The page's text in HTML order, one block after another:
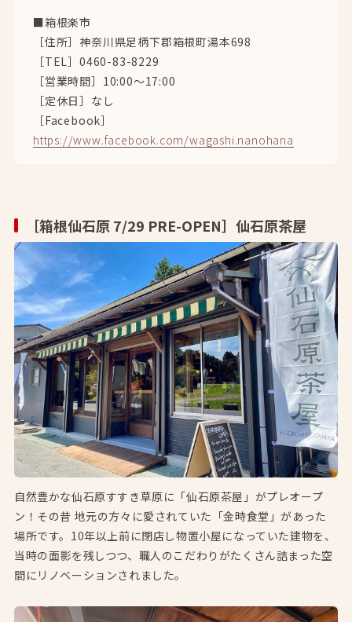
■箱根楽市
［住所］神奈川県足柄下郡箱根町湯本698
［TEL］0460-83-8229
［営業時間］10:00～17:00
［定休日］なし
［Facebook］
https://www.facebook.com/wagashi.nanohana
［箱根仙石原 7/29 PRE-OPEN］仙石原茶屋
自然豊かな仙石原すすき草原に「仙石原茶屋」がプレオープ
ン！その昔 地元の方々に愛されていた「金時食堂」があった
場所です。10年以上前に閉店し物置小屋になっていた建物を、
当時の面影を残しつつ、職人のこだわりがたくさん詰まった空
間にリノベーションされました。